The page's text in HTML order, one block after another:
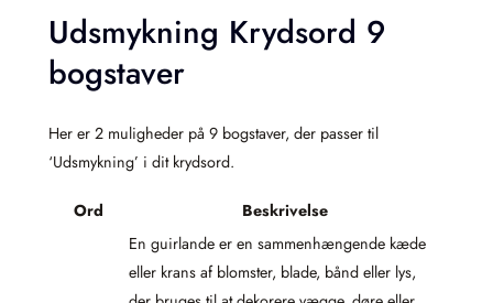
Udsmykning Krydsord 9
bogstaver
Her er 2 muligheder på 9 bogstaver, der passer til
‘Udsmykning’ i dit krydsord.
Ord Beskrivelse
En guirlande er en sammenhængende kæde
eller krans af blomster, blade, bånd eller lys,